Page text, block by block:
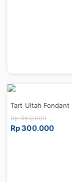
Tart Ultah Fondant
Rp 450.000
Rp 300.000